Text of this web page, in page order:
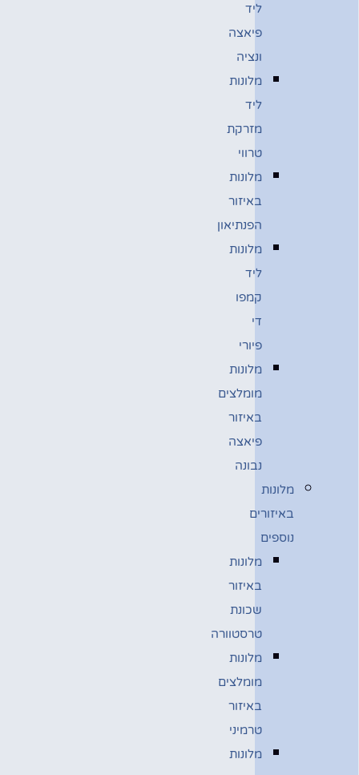
ליד
פיאצה
ונציה
מלונות
ליד
מזרקת
טרווי
מלונות
באיזור
הפנתיאון
מלונות
ליד
קמפו
די
פיורי
מלונות
מומלצים
באיזור
פיאצה
נבונה
מלונות
באיזורים
נוספים
מלונות
באיזור
שכונת
טרסטוורה
מלונות
מומלצים
באיזור
טרמיני
מלונות